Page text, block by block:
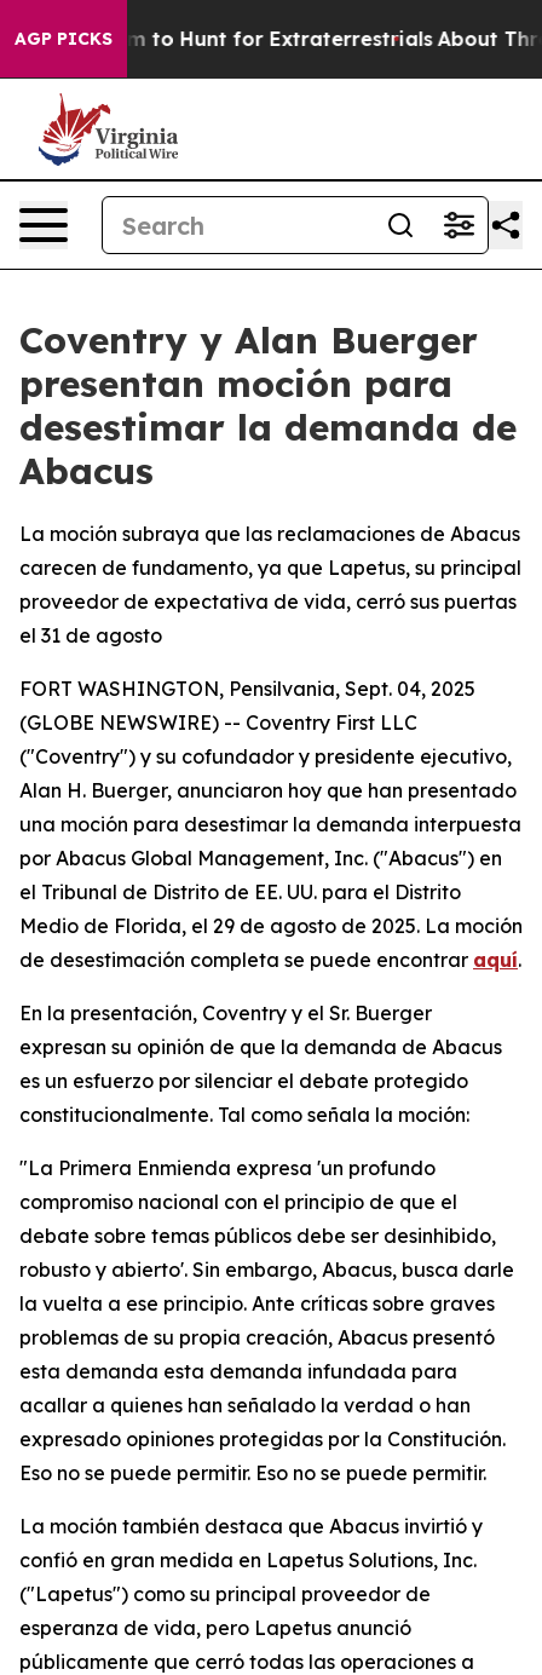
AGP PICKS
Lifeform to Hunt for Extraterrestrials About Three
Coventry y Alan Buerger
presentan moción para
desestimar la demanda de
Abacus
La moción subraya que las reclamaciones de Abacus
carecen de fundamento, ya que Lapetus, su principal
proveedor de expectativa de vida, cerró sus puertas
el 31 de agosto
FORT WASHINGTON, Pensilvania, Sept. 04, 2025
(GLOBE NEWSWIRE) -- Coventry First LLC
("Coventry") y su cofundador y presidente ejecutivo,
Alan H. Buerger, anunciaron hoy que han presentado
una moción para desestimar la demanda interpuesta
por Abacus Global Management, Inc. ("Abacus") en
el Tribunal de Distrito de EE. UU. para el Distrito
Medio de Florida, el 29 de agosto de 2025. La moción
de desestimación completa se puede encontrar aquí.
En la presentación, Coventry y el Sr. Buerger
expresan su opinión de que la demanda de Abacus
es un esfuerzo por silenciar el debate protegido
constitucionalmente. Tal como señala la moción:
"La Primera Enmienda expresa 'un profundo
compromiso nacional con el principio de que el
debate sobre temas públicos debe ser desinhibido,
robusto y abierto'. Sin embargo, Abacus, busca darle
la vuelta a ese principio. Ante críticas sobre graves
problemas de su propia creación, Abacus presentó
esta demanda esta demanda infundada para
acallar a quienes han señalado la verdad o han
expresado opiniones protegidas por la Constitución.
Eso no se puede permitir. Eso no se puede permitir.
La moción también destaca que Abacus invirtió y
confió en gran medida en Lapetus Solutions, Inc.
("Lapetus") como su principal proveedor de
esperanza de vida, pero Lapetus anunció
públicamente que cerró todas las operaciones a